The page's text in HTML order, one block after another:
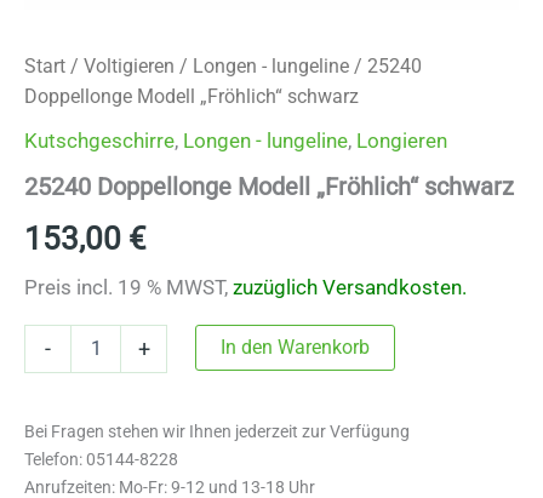
Start / Voltigieren / Longen - lungeline / 25240
Doppellonge Modell „Fröhlich“ schwarz
Kutschgeschirre, Longen - lungeline, Longieren
25240 Doppellonge Modell „Fröhlich“ schwarz
153,00 €
Preis incl. 19 % MWST, zuzüglich Versandkosten.
-
Doppellonge
schwarz
Menge
+ In den Warenkorb
Bei Fragen stehen wir Ihnen jederzeit zur Verfügung
Telefon: 05144-8228
Anrufzeiten: Mo-Fr: 9-12 und 13-18 Uhr